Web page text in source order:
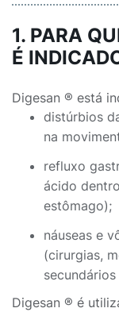
1. PARA
É
Digesan ® está
distúrbios
na
refluxo
ácido
estômago);
náuseas e
(cirurgias,
Digesan ® é